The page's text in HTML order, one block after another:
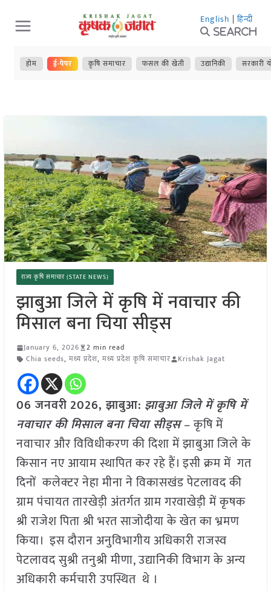
Skip
to
content
English | हिन्दी
Search
होम ई-पेपर कृषि समाचार फसल की खेती उद्यानिकी सरकारी
राज्य कृषि समाचार (STATE NEWS)
झाबुआ जिले में कृषि में नवाचार की
मिसाल बना चिया सीड्स
January 6, 2026
2 min read
Chia seeds, मध्य प्रदेश, मध्य प्रदेश कृषि समाचार Krishak Jagat
06 जनवरी2026,झाबुआ: झाबुआ जिले में कृषि में
नवाचार की मिसाल बना चिया सीड्स– कृषि में
नवाचार और विविधीकरण की दिशा में झाबुआ जिले के
किसान नए आयाम स्थापित कर रहे हैं। इसी क्रम में गत
दिनों कलेक्टर नेहा मीना ने विकासखंड पेटलावद की
ग्राम पंचायत तारखेड़ी अंतर्गत ग्राम गरवाखेड़ी में कृषक
श्री राजेश पिता श्री भरत साजोदीया के खेत का भ्रमण
किया। इस दौरान अनुविभागीय अधिकारी राजस्व
पेटलावद सुश्री तनुश्री मीणा, उद्यानिकी विभाग के अन्य
अधिकारी कर्मचारी उपस्थित थे ।